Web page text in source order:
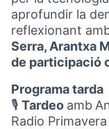
aprofundir la
reflexionant
Serra, Arantxa
de participació
Programa tarda
🎙 Tardeo amb
Radio